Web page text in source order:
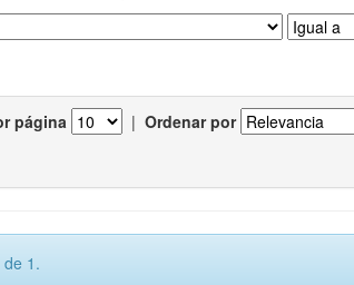
página | Ordenar por
1.